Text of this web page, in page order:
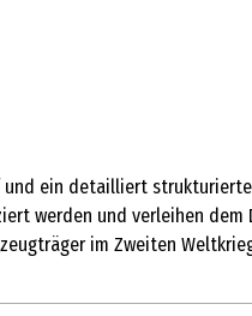
ein detailliert
werden und verleihen
im Zweiten